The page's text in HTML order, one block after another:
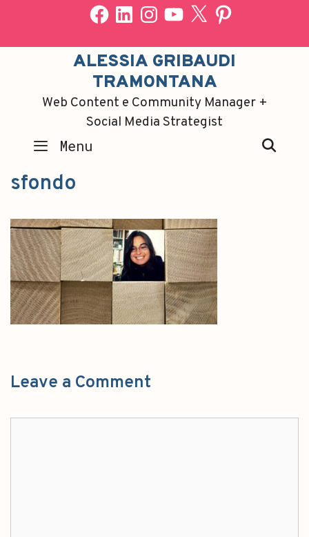
ALESSIA GRIBAUDI
TRAMONTANA
Web Content e Community Manager +
Social Media Strategist
Menu
sfondo
Leave a Comment